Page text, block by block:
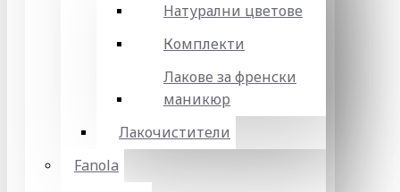
Натурални цветове
Комплекти
Лакове за френски
маникюр
Лакочистители
Fanola